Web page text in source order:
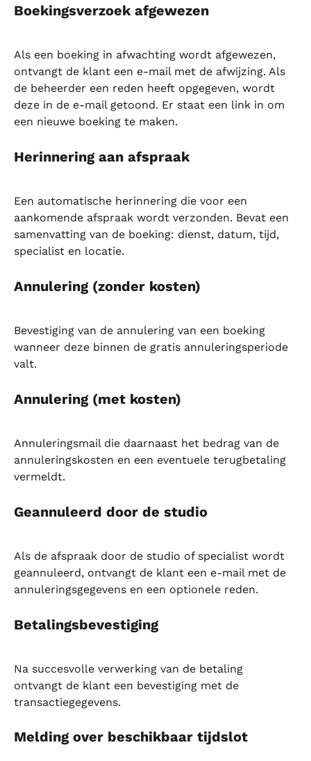
Boekingsverzoek afgewezen
Als een boeking in afwachting wordt afgewezen,
ontvangt de klant een e-mail met de afwijzing. Als
de beheerder een reden heeft opgegeven, wordt
deze in de e-mail getoond. Er staat een link in om
een nieuwe boeking te maken.
Herinnering aan afspraak
Een automatische herinnering die voor een
aankomende afspraak wordt verzonden. Bevat een
samenvatting van de boeking: dienst, datum, tijd,
specialist en locatie.
Annulering (zonder kosten)
Bevestiging van de annulering van een boeking
wanneer deze binnen de gratis annuleringsperiode
valt.
Annulering (met kosten)
Annuleringsmail die daarnaast het bedrag van de
annuleringskosten en een eventuele terugbetaling
vermeldt.
Geannuleerd door de studio
Als de afspraak door de studio of specialist wordt
geannuleerd, ontvangt de klant een e-mail met de
annuleringsgegevens en een optionele reden.
Betalingsbevestiging
Na succesvolle verwerking van de betaling
ontvangt de klant een bevestiging met de
transactiegegevens.
Melding over beschikbaar tijdslot